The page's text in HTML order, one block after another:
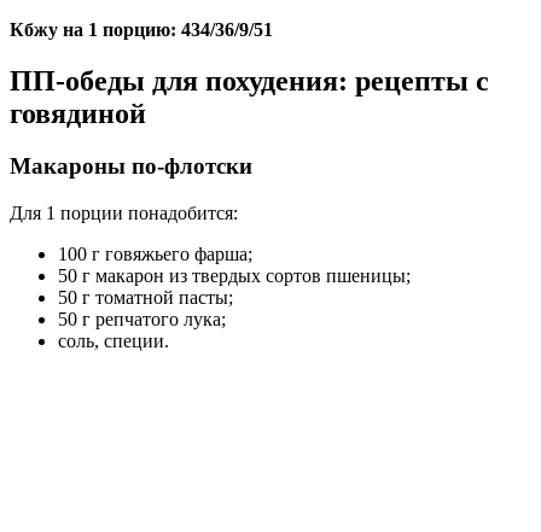
Кбжу на 1 порцию: 434/36/9/51
ПП-обеды для похудения: рецепты с
говядиной
Макароны по-флотски
Для 1 порции понадобится:
100 г говяжьего фарша;
50 г макарон из твердых сортов пшеницы;
50 г томатной пасты;
50 г репчатого лука;
соль, специи.